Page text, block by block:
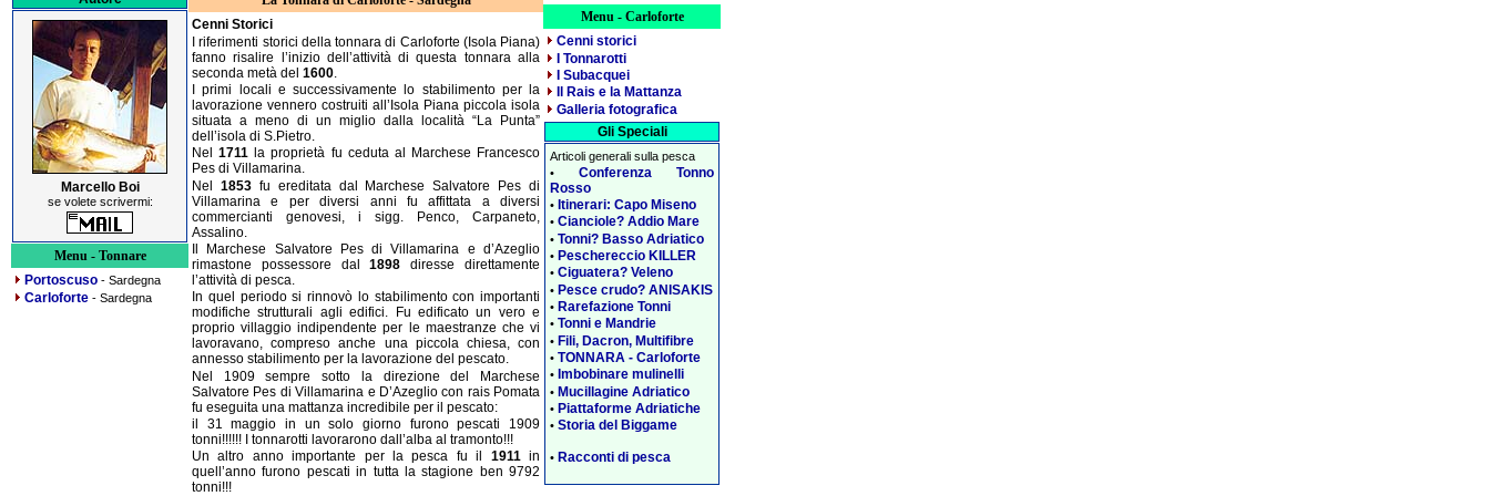
Marcello Boi
se volete scrivermi:
Menu - Tonnare
Portoscuso - Sardegna
Carloforte - Sardegna
Cenni Storici
I riferimenti storici della tonnara di Carloforte (Isola Piana)
fanno risalire l’inizio dell’attività di questa tonnara alla
seconda metà del 1600
I primi locali e successivamente lo stabilimento per la
lavorazione vennero costruiti all’Isola Piana piccola isola
situata a meno di un miglio dalla località “La Punta”
dell’isola di S.Pietro.
Nel1711 la proprietà fu ceduta al Marchese Francesco
Pes di Villamarina.
Nel 1853fu ereditata dal Marchese Salvatore Pes di
Villamarina e per diversi anni fu affittata a diversi
commercianti genovesi, i sigg. Penco, Carpaneto,
Assalino.
Il Marchese Salvatore Pes di Villamarina e d’Azeglio
rimastone possessore dal1898 diresse direttamente
l’attività di pesca.
In quel periodo si rinnovò lo stabilimento con importanti
modifiche strutturali agli edifici. Fu edificato un vero e
proprio villaggio indipendente per le maestranze che vi
lavoravano, compreso anche una piccola chiesa, con
annesso stabilimento per la lavorazione del pescato.
Nel 1909 sempre sotto la direzione del Marchese
Salvatore Pes di Villamarina e D’Azeglio con rais Pomata
fu eseguita una mattanza incredibile per il pescato:
il 31 maggio in un solo giorno furono pescati 1909
tonni!!!!!! I tonnarotti lavorarono dall’alba al tramonto!!!
Un altro anno importante per la pesca fu il 1911in
quell’anno furono pescati in tutta la stagione ben 9792
tonni!!!
Menu - Carloforte
Cenni storici
I Tonnarotti
I Subacquei
Il Rais e la Mattanza
Galleria fotografica
Gli Speciali
Articoli generali sulla pesca
• Conferenza Tonno
Rosso
• Itinerari: Capo Miseno
• Cianciole? Addio Mare
• Tonni? Basso Adriatico
• Peschereccio KILLER
• Ciguatera? Veleno
• Pesce crudo? ANISAKIS
• Rarefazione Tonni
• Tonni e Mandrie
• Fili, Dacron, Multifibre
• TONNARA - Carloforte
• Imbobinare mulinelli
• Mucillagine Adriatico
• Piattaforme Adriatiche
• Storia del Biggame
• Racconti di pesca